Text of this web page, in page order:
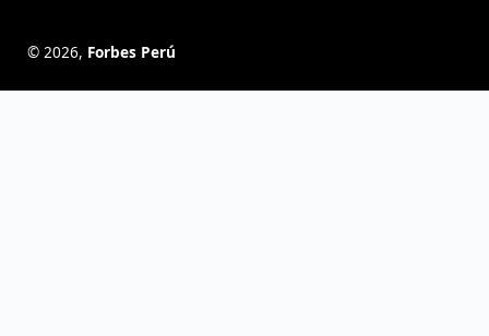
© 2026, Forbes Perú